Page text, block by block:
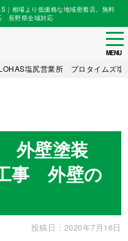
｜相場より低価格な地域密着店。無料
長野県全域対応
MENU
塩尻営業所 プロタイムズ塩
外壁塗装
事 外壁の
投稿日：2020年7月16日